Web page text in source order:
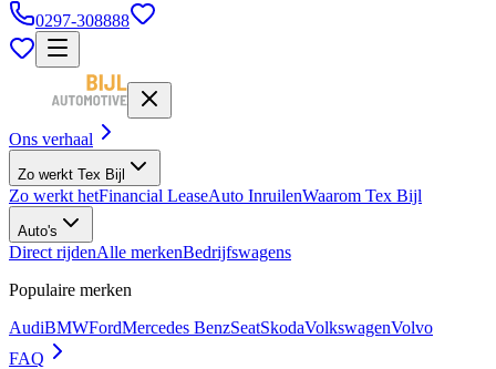
0297-308888
Ons verhaal
Zo werkt Tex Bijl
Zo werkt hetFinancial LeaseAuto InruilenWaarom Tex Bijl
Auto's
Direct rijdenAlle merkenBedrijfswagens
Populaire merken
AudiBMWFordMercedes BenzSeatSkodaVolkswagenVolvo
FAQ